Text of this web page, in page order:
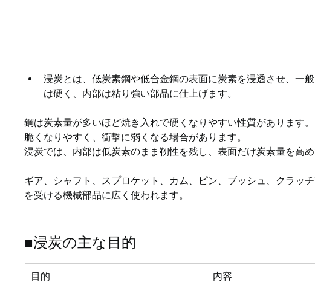
浸炭とは、低炭素鋼や低合金鋼の表面に炭素を浸透させ、一
は硬く、内部は粘り強い部品に仕上げます。
鋼は炭素量が多いほど焼き入れで硬くなりやすい性質があります
脆くなりやすく、衝撃に弱くなる場合があります。
浸炭では、内部は低炭素のまま靭性を残し、表面だけ炭素量を高
ギア、シャフト、スプロケット、カム、ピン、ブッシュ、クラッ
を受ける機械部品に広く使われます。
■浸炭の主な目的
目的 内容